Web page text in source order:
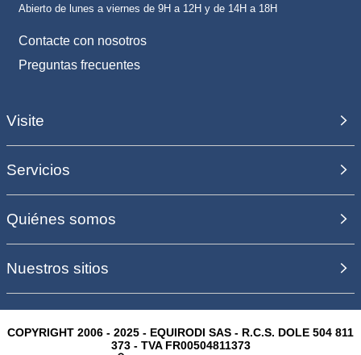
Abierto de lunes a viernes de 9H a 12H y de 14H a 18H
Contacte con nosotros
Preguntas frecuentes
Visite
Servicios
Quiénes somos
Nuestros sitios
COPYRIGHT 2006 - 2025 - EQUIRODI SAS - R.C.S. DOLE 504 811
373 - TVA FR00504811373